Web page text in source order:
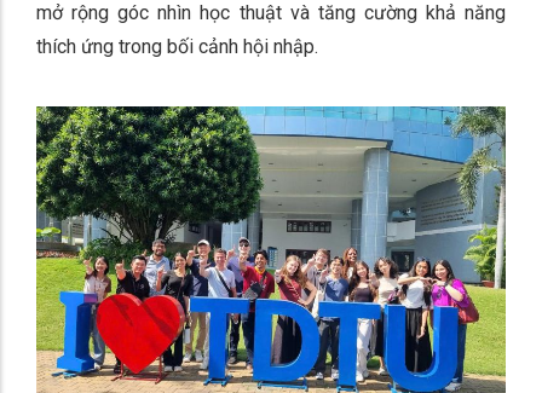
mở rộng góc nhìn học thuật và tăng cường khả năng
thích ứng trong bối cảnh hội nhập.